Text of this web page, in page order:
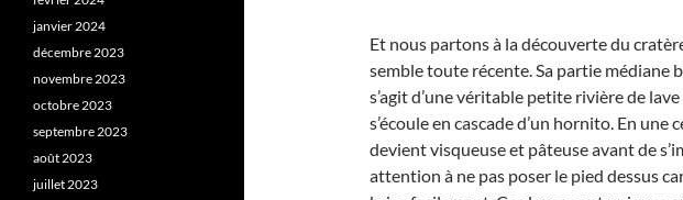
Et nous partons à la découverte du
semble toute récente. Sa partie médiane
s’agit d’une véritable petite rivière de
s’écoule en cascade d’un hornito. En une
devient visqueuse et pâteuse avant de
attention à ne pas poser le pied dessus
janvier 2024
décembre 2023
novembre 2023
octobre 2023
septembre 2023
août 2023
juillet 2023